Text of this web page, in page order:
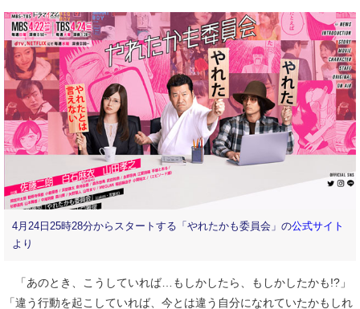
4月24日25時28分からスタートする「やれたかも委員会」の公式サイト
より
「あのとき、こうしていれば…もしかしたら、もしかしたかも!?」
「違う行動を起こしていれば、今とは違う自分になれていたかもしれ